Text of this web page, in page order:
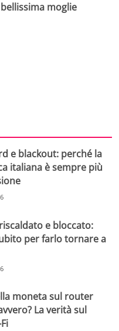
moglie
e blackout: perché la
italiana è sempre più
e bloccato:
per farlo tornare a
moneta sul router
La verità sul